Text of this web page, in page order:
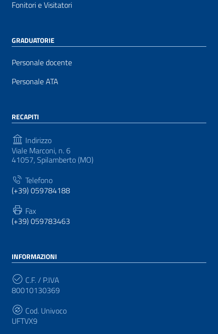
Fonitori e Visitatori
GRADUATORIE
Personale docente
Personale ATA
RECAPITI
Indirizzo
Viale Marconi, n. 6
41057, Spilamberto (MO)
Telefono
(+39) 059784188
Fax
(+39) 059783463
INFORMAZIONI
C.F. / P.IVA
80010130369
Cod. Univoco
UFTVX9